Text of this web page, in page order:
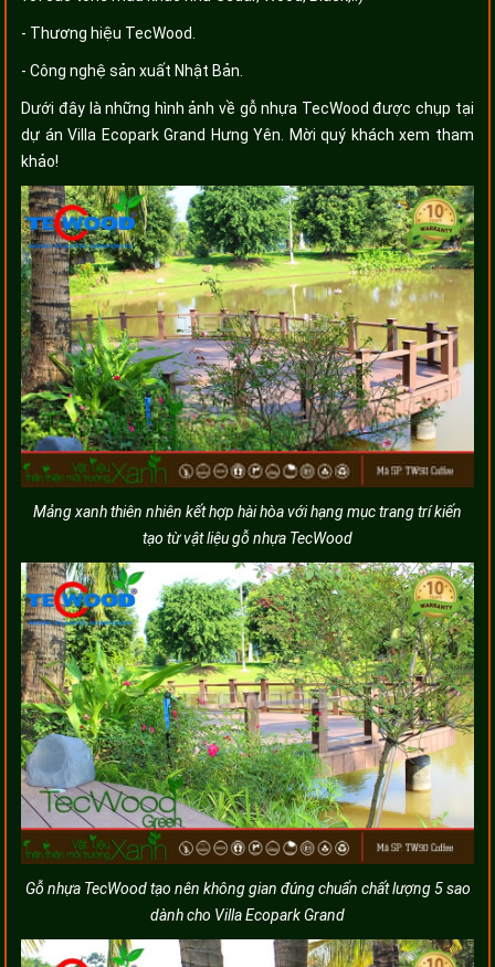
- Thương hiệu TecWood.
- Công nghệ sản xuất Nhật Bản.
Dưới đây là những hình ảnh về gỗ nhựa TecWood được chụp tại
dự án Villa Ecopark Grand Hưng Yên. Mời quý khách xem tham
khảo!
Mảng xanh thiên nhiên kết hợp hài hòa với hạng mục trang trí kiến
tạo từ vật liệu gỗ nhựa TecWood
Gỗ nhựa TecWood tạo nên không gian đúng chuẩn chất lượng 5 sao
dành cho Villa Ecopark Grand